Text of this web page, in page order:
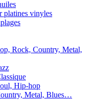
platines vinyles
Rock, Country, Metal,
Hip-hop
Metal, Blues…